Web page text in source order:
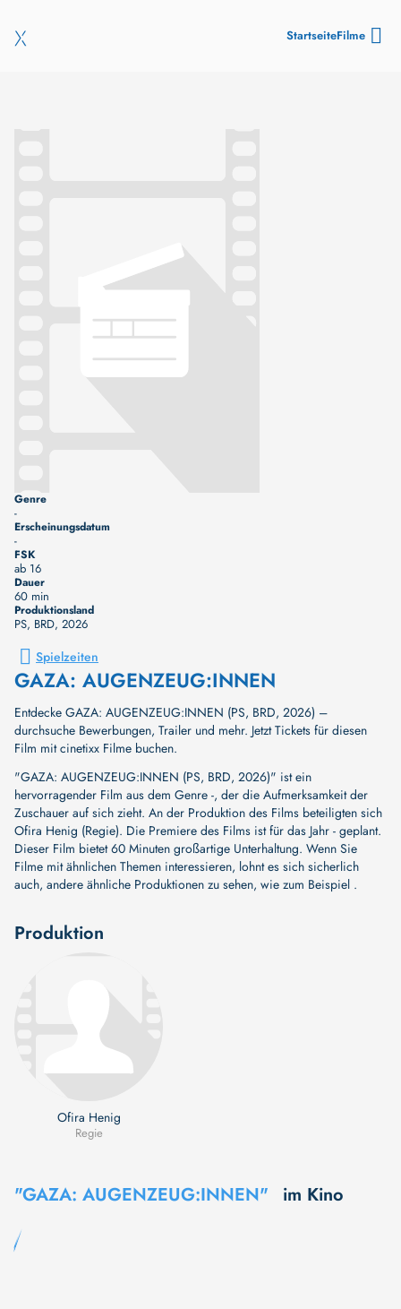
StartseiteFilme
Genre
-
Erscheinungsdatum
-
FSK
ab 16
Dauer
60 min
Produktionsland
PS, BRD, 2026
Spielzeiten
GAZA: AUGENZEUG:INNEN
Entdecke GAZA: AUGENZEUG:INNEN (PS, BRD, 2026) –
durchsuche Bewerbungen, Trailer und mehr. Jetzt Tickets für diesen
Film mit cinetixx Filme buchen.
"GAZA: AUGENZEUG:INNEN (PS, BRD, 2026)" ist ein
hervorragender Film aus dem Genre -, der die Aufmerksamkeit der
Zuschauer auf sich zieht. An der Produktion des Films beteiligten sich
Ofira Henig (Regie). Die Premiere des Films ist für das Jahr - geplant.
Dieser Film bietet 60 Minuten großartige Unterhaltung. Wenn Sie
Filme mit ähnlichen Themen interessieren, lohnt es sich sicherlich
auch, andere ähnliche Produktionen zu sehen, wie zum Beispiel .
Produktion
Ofira Henig
Regie
"GAZA: AUGENZEUG:INNEN" im Kino